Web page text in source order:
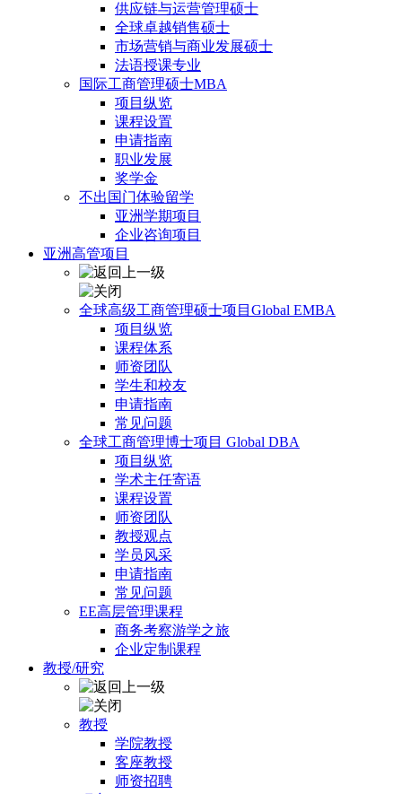
供应链与运营管理硕士
全球卓越销售硕士
市场营销与商业发展硕士
法语授课专业
国际工商管理硕士MBA
项目纵览
课程设置
申请指南
职业发展
奖学金
不出国门体验留学
亚洲学期项目
企业咨询项目
亚洲高管项目
全球高级工商管理硕士项目Global EMBA
项目纵览
课程体系
师资团队
学生和校友
申请指南
常见问题
全球工商管理博士项目 Global DBA
项目纵览
学术主任寄语
课程设置
师资团队
教授观点
学员风采
申请指南
常见问题
EE高层管理课程
商务考察游学之旅
企业定制课程
教授/研究
教授
学院教授
客座教授
师资招聘